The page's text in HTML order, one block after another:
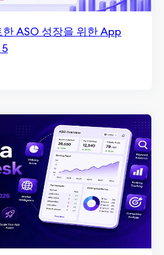
ASO 성장을 위한 App